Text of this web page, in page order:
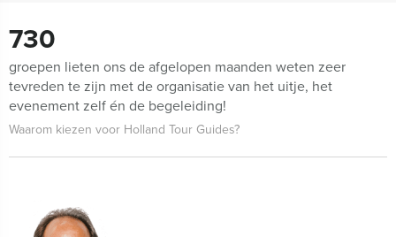
730
groepen lieten ons de afgelopen maanden weten zeer
tevreden te zijn met de organisatie van het uitje, het
evenement zelf én de begeleiding!
Waarom kiezen voor Holland Tour Guides?